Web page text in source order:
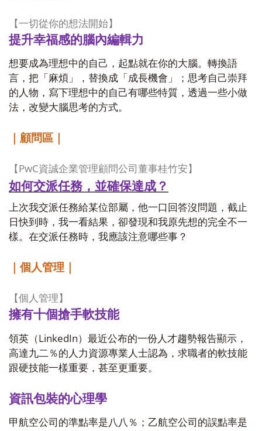
【一切從你的想法開始】
提升幸福感的腦內編輯力
想要成為理想中的自己，起點就在你的大腦。轉換語
言，把「麻煩」，替換成「成長機會」；思考自己崇拜
的人物，寫下理想中的自己有哪些特質，透過一些小做
法，改變大腦思考的方式。
｜顧問區｜
【 PwC資誠企業管理顧問公司董事桂竹安】
如何交派任務，並確保達成？
上次我交派任務給某位部屬，他一口回答沒問題，截止
日快到時，我一看結果，卻發現和我原先想的完全不一
樣。在交派任務時，我應該注意哪些事？
｜個人管理｜
【個人管理】
擁有十個搶手軟技能
領英（LinkedIn）最近公布的一份人才趨勢報告顯示，
高達九二％的人力資源專業人士認為，求職者的軟技能
跟硬技能一樣重要，甚至更重要。
資訊包裝的心理學
甲航空公司的準點率是八八％；乙航空公司的誤點率是